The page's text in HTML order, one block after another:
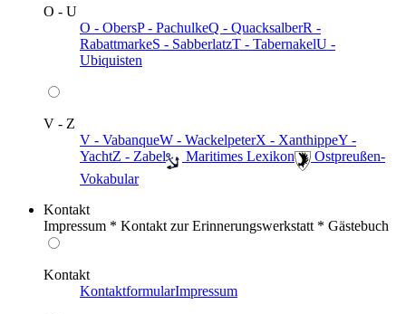
O - U
O - ObersP - PachulkeQ - QuacksalberR -
RabattmarkeS - SabberlatzT - TabernakelU -
Ubiquisten
V - Z
V - VabanqueW - WackelpeterX - XanthippeY -
YachtZ - Zabel ️ Maritimes Lexikon
️ Ostpreußen-
Vokabular
Kontakt
Impressum * Kontakt zur Erinnerungswerkstatt * Gästebuch
Kontakt
KontaktformularImpressum